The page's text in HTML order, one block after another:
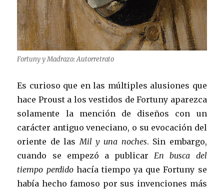
Fortuny y Madrazo: Autorretrato
Es curioso que en las múltiples alusiones que
hace Proust a los vestidos de Fortuny aparezca
solamente la mención de diseños con un
carácter antiguo veneciano, o su evocación del
oriente de lasMil y una noches. Sin embargo,
cuando se empezó a publicarEn busca del
tiempo perdidohacía tiempo ya que Fortuny se
había hecho famoso por sus invenciones más